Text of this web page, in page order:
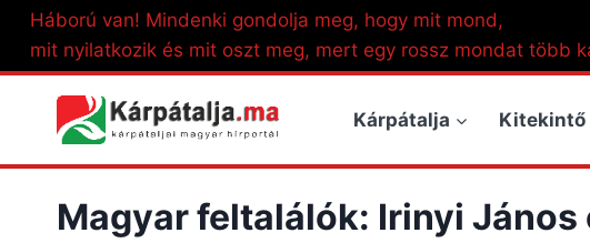
Skip
content
Háború van! Mindenki gondolja meg, hogy mit mond,
mit nyilatkozik és mit oszt meg, mert egy rossz mondat több
Kárpátalja Kitekintő
Magyar feltalálók: Irinyi János